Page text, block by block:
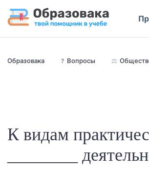
Образовака ❓ Вопросы ⚖️
К видам
________